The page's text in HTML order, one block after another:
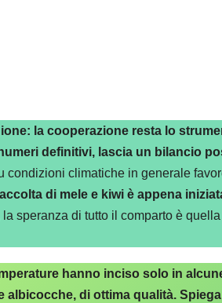
la cooperazione resta lo
definitivi, lascia un bilancio
condizioni climatiche in generale
di mele e kiwi è appena
la speranza di tutto il comparto è
hanno inciso solo in
albicocche, di ottima qualità.